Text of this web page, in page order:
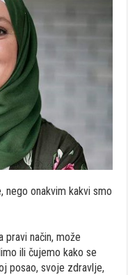
nego onakvim kakvi smo
pravi način, može
ili čujemo kako se
posao, svoje zdravlje,